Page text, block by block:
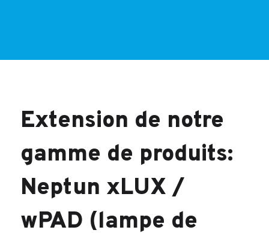
Extension de notre
gamme de produits:
Neptun xLUX /
wPAD (lampe de